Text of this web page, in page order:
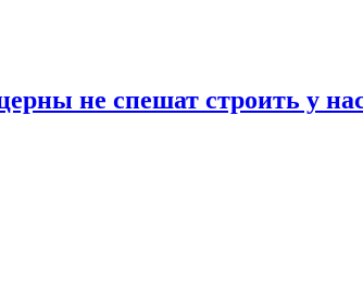
не спешат строить у